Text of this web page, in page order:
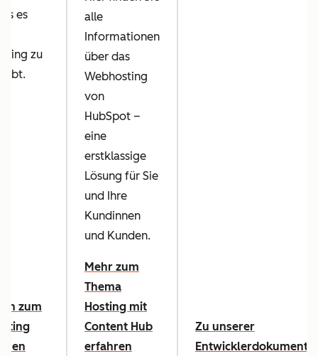
es
zu
gibt.
zum
alle
Informationen
über das
Webhosting
von
HubSpot –
eine
erstklassige
Lösung für Sie
und Ihre
Kundinnen
und Kunden.
Mehr zum
Thema
Hosting mit
Content Hub
erfahren
Zu unserer